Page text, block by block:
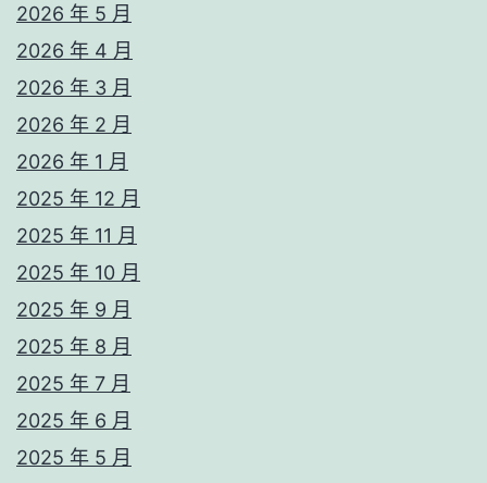
2026 年 5 月
2026 年 4 月
2026 年 3 月
2026 年 2 月
2026 年 1 月
2025 年 12 月
2025 年 11 月
2025 年 10 月
2025 年 9 月
2025 年 8 月
2025 年 7 月
2025 年 6 月
2025 年 5 月